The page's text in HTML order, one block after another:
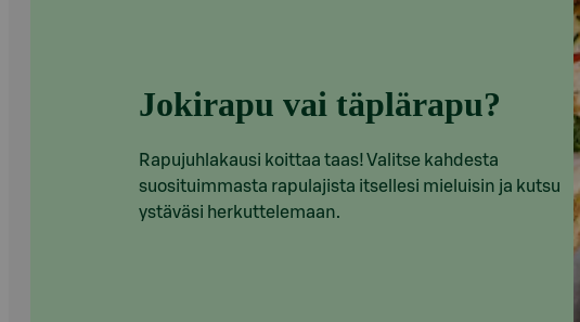
Jokirapu vai täplärapu?
Rapujuhlakausi koittaa taas! Valitse kahdesta
suosituimmasta rapulajista itsellesi mieluisin ja kutsu
ystäväsi herkuttelemaan.